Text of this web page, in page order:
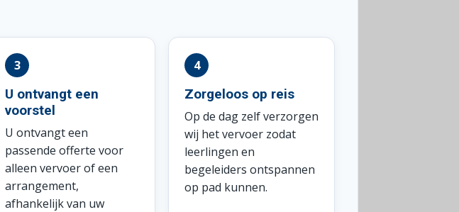
U ontvangt een
voorstel
U ontvangt een
passende offerte voor
alleen vervoer of een
arrangement,
afhankelijk van uw
Zorgeloos op reis
Op de dag zelf verzorgen
wij het vervoer zodat
leerlingen en
begeleiders ontspannen
op pad kunnen.